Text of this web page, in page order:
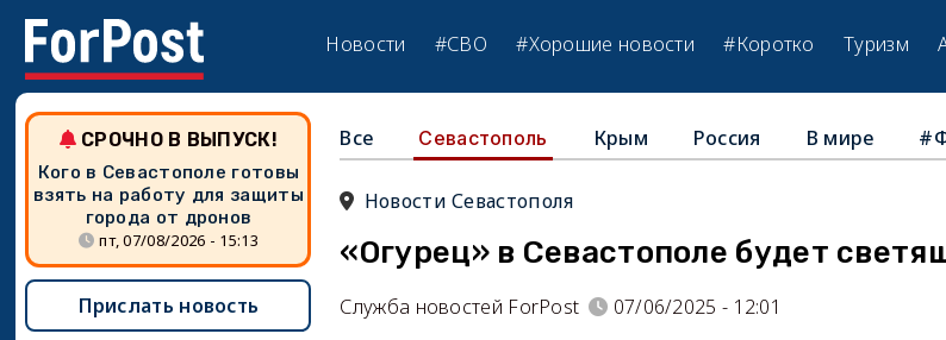
Новости #СВО #Хорошие новости #Коротко Туризм
Все Севастополь Крым Россия В мире
Новости Севастополя
«Огурец» в Севастополе будет
Служба новостей ForPost
07/06/2025 - 12:01
СРОЧНО В ВЫПУСК!
Кого в Севастополе готовы
взять на работу для защиты
города от дронов
пт, 07/08/2026 - 15:13
Прислать новость